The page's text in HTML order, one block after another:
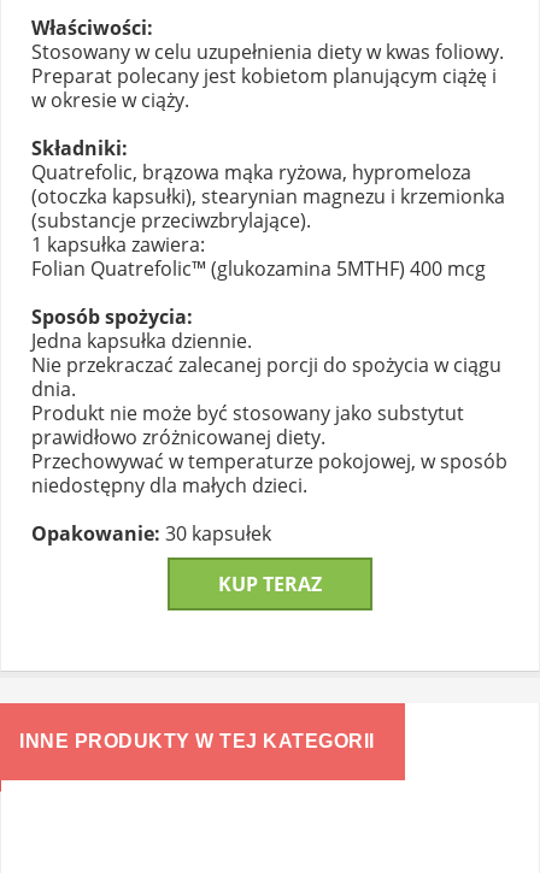
Właściwości:
Stosowany w celu uzupełnienia diety w kwas foliowy.
Preparat polecany jest kobietom planującym ciążę i
w okresie w ciąży.
Składniki:
Quatrefolic, brązowa mąka ryżowa, hypromeloza
(otoczka kapsułki), stearynian magnezu i krzemionka
(substancje przeciwzbrylające).
1 kapsułka zawiera:
Folian Quatrefolic™ (glukozamina 5MTHF) 400 mcg
Sposób spożycia:
Jedna kapsułka dziennie.
Nie przekraczać zalecanej porcji do spożycia w ciągu
dnia.
Produkt nie może być stosowany jako substytut
prawidłowo zróżnicowanej diety.
Przechowywać w temperaturze pokojowej, w sposób
niedostępny dla małych dzieci.
Opakowanie: 30 kapsułek
KUP TERAZ
INNE PRODUKTY W TEJ KATEGORII